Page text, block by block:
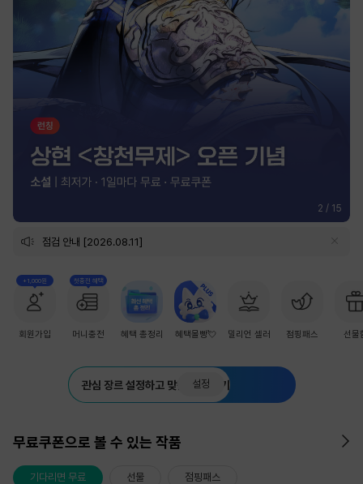
2 / 15
점검 안내 [2026.08.11]
+1,000원
회원가입
첫충전 혜택
머니충전 혜택 총정리 혜택몰빵💘 밀리언 셀러 점핑패스 선물
관심 장르 설정하고 맞춤 추천 받기
설정
무료쿠폰으로 볼 수 있는 작품
기다리면 무료 선물 점핑패스